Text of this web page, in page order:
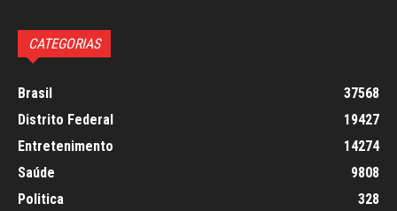
CATEGORIAS
Brasil
37568
Distrito Federal
19427
Entretenimento
14274
Saúde
9808
Politica
328